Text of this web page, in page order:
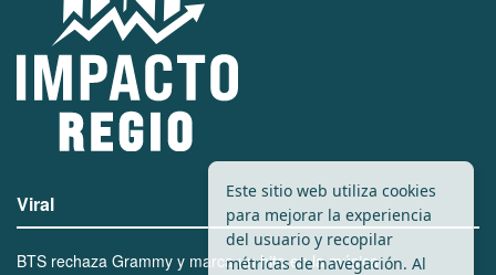
Viral
BTS rechaza Grammy y marca un hito en la música
Este sitio web utiliza cookies
para mejorar la experiencia
del usuario y recopilar
métricas de navegación. Al